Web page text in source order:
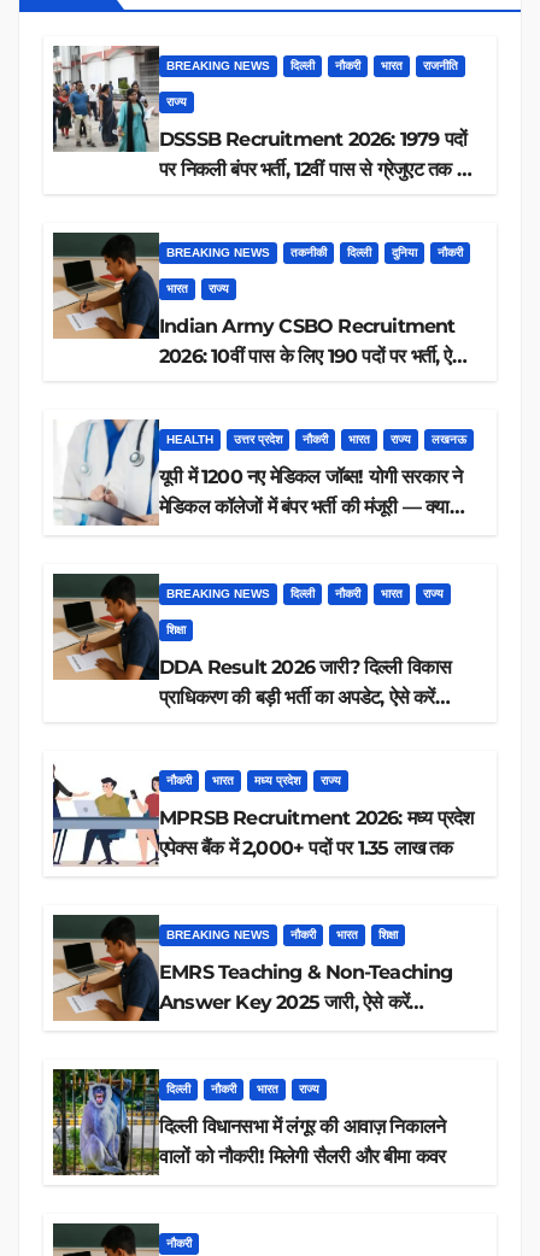
BREAKING NEWS दिल्ली नौकरी भारत राजनीति
राज्य
DSSSB Recruitment 2026: 1979 पदों
पर निकली बंपर भर्ती, 12वीं पास से ग्रेजुएट तक करें
BREAKING NEWS तकनीकी दिल्ली दुनिया नौकरी
भारत राज्य
Indian Army CSBO Recruitment
2026: 10वीं पास के लिए 190 पदों पर भर्ती, ऐसे
HEALTH उत्तर प्रदेश नौकरी भारत राज्य लखनऊ
यूपी में 1200 नए मेडिकल जॉब्स! योगी सरकार ने
मेडिकल कॉलेजों में बंपर भर्ती की मंजूरी — क्या
BREAKING NEWS दिल्ली नौकरी भारत राज्य
शिक्षा
DDA Result 2026 जारी? दिल्ली विकास
प्राधिकरण की बड़ी भर्ती का अपडेट, ऐसे करें
नौकरी भारत मध्य प्रदेश राज्य
MPRSB Recruitment 2026: मध्य प्रदेश
एपेक्स बैंक में 2,000+ पदों पर 1.35 लाख तक
BREAKING NEWS नौकरी भारत शिक्षा
EMRS Teaching & Non-Teaching
Answer Key 2025 जारी, ऐसे करें
दिल्ली नौकरी भारत राज्य
दिल्ली विधानसभा में लंगूर की आवाज़ निकालने
वालों को नौकरी! मिलेगी सैलरी और बीमा कवर
नौकरी